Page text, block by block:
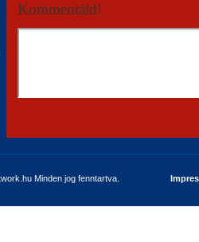
Kommentáld!
Minden jog fenntartva.